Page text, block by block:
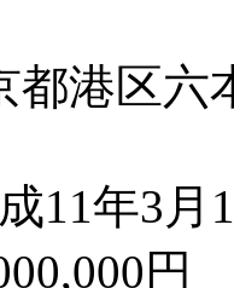
都港区六
年3月
円